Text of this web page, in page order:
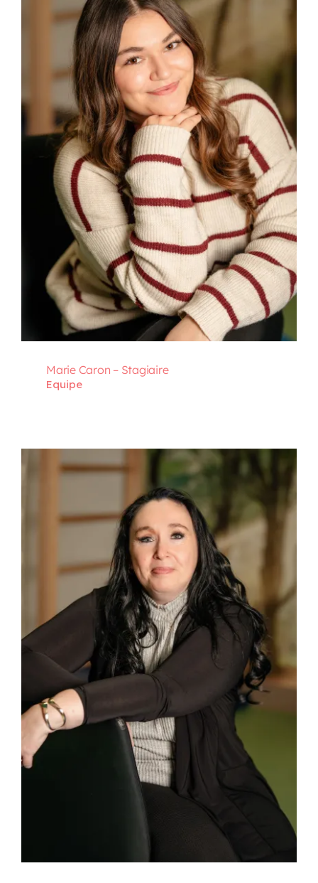
Programmation
Mon Compte
OFFRES D’EMPLOI
Marie Caron – Stagiaire
Equipe